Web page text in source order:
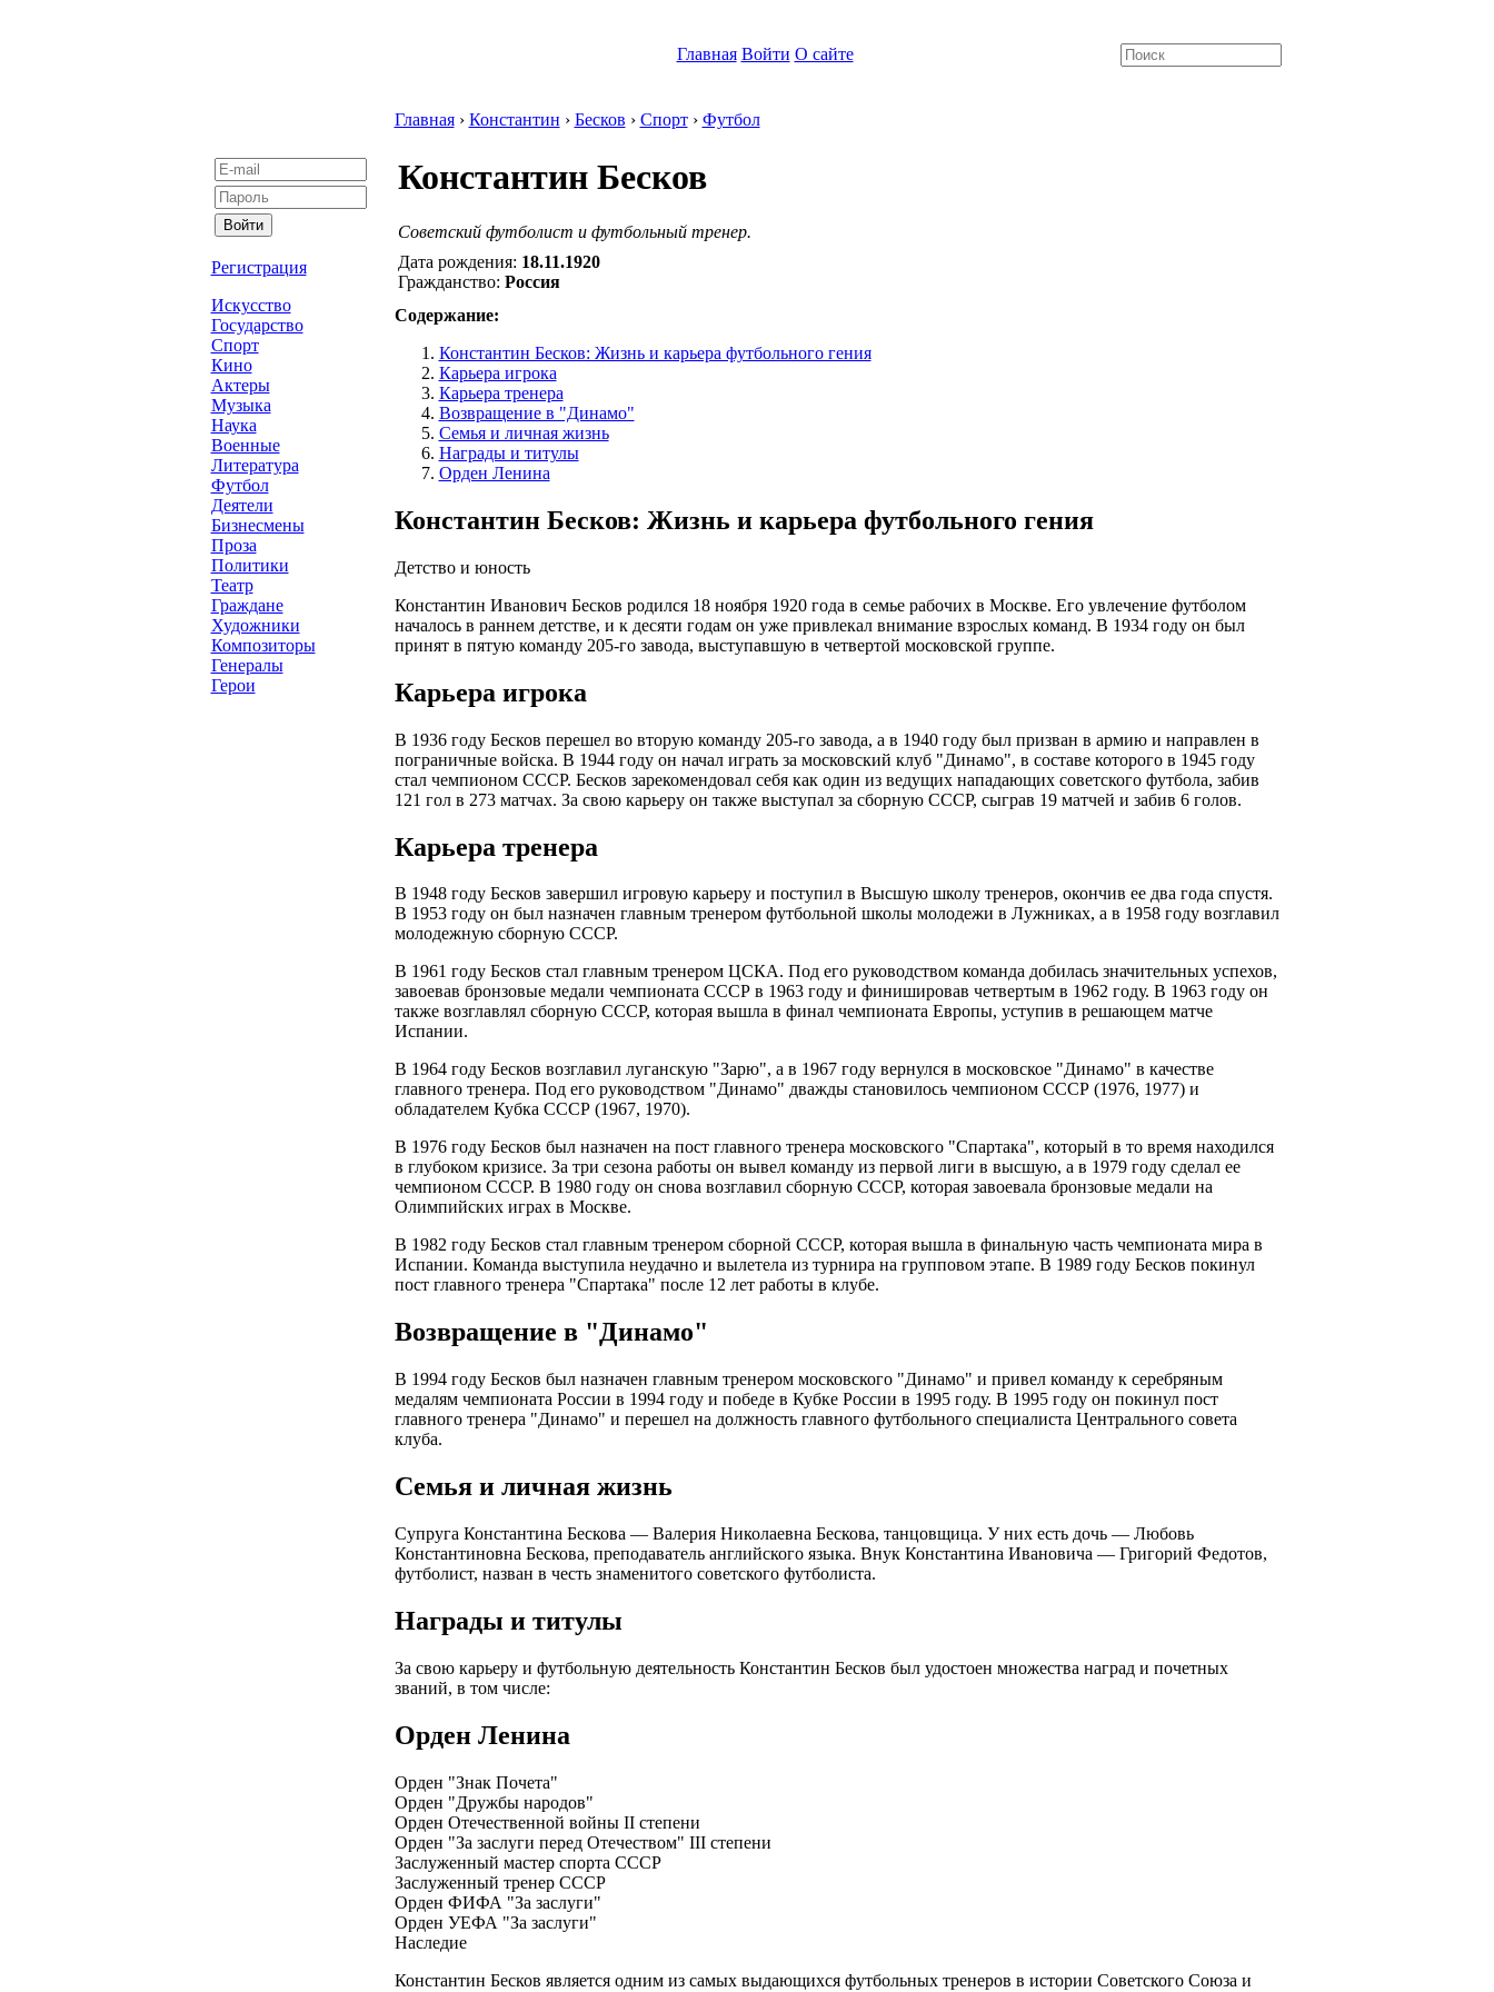
Главная Войти О сайте
Регистрация
Искусство
Государство
Спорт
Кино
Актеры
Музыка
Наука
Военные
Литература
Футбол
Деятели
Бизнесмены
Проза
Политики
Театр
Граждане
Художники
Композиторы
Генералы
Герои
Главная› Константин › Бесков › Спорт› Футбол
Константин Бесков
Советский футболист и футбольный тренер.
Дата рождения: 18.11.1920
Гражданство: Россия
Содержание:
Константин Бесков: Жизнь и карьера футбольного гения
Карьера игрока
Карьера тренера
Возвращение в "Динамо"
Семья и личная жизнь
Награды и титулы
Орден Ленина
Константин Бесков: Жизнь и карьера футбольного гения
Детство и юность
Константин Иванович Бесков родился 18 ноября 1920 года в семье рабочих в Москве. Его увлечение футболом
началось в раннем детстве, и к десяти годам он уже привлекал внимание взрослых команд. В 1934 году он был
принят в пятую команду 205-го завода, выступавшую в четвертой московской группе.
Карьера игрока
В 1936 году Бесков перешел во вторую команду 205-го завода, а в 1940 году был призван в армию и направлен в
пограничные войска. В 1944 году он начал играть за московский клуб "Динамо", в составе которого в 1945 году
стал чемпионом СССР. Бесков зарекомендовал себя как один из ведущих нападающих советского футбола, забив
121 гол в 273 матчах. За свою карьеру он также выступал за сборную СССР, сыграв 19 матчей и забив 6 голов.
Карьера тренера
В 1948 году Бесков завершил игровую карьеру и поступил в Высшую школу тренеров, окончив ее два года спустя.
В 1953 году он был назначен главным тренером футбольной школы молодежи в Лужниках, а в 1958 году возглавил
молодежную сборную СССР.
В 1961 году Бесков стал главным тренером ЦСКА. Под его руководством команда добилась значительных успехов,
завоевав бронзовые медали чемпионата СССР в 1963 году и финишировав четвертым в 1962 году. В 1963 году он
также возглавлял сборную СССР, которая вышла в финал чемпионата Европы, уступив в решающем матче
Испании.
В 1964 году Бесков возглавил луганскую "Зарю", а в 1967 году вернулся в московское "Динамо" в качестве
главного тренера. Под его руководством "Динамо" дважды становилось чемпионом СССР (1976, 1977) и
обладателем Кубка СССР (1967, 1970).
В 1976 году Бесков был назначен на пост главного тренера московского "Спартака", который в то время находился
в глубоком кризисе. За три сезона работы он вывел команду из первой лиги в высшую, а в 1979 году сделал ее
чемпионом СССР. В 1980 году он снова возглавил сборную СССР, которая завоевала бронзовые медали на
Олимпийских играх в Москве.
В 1982 году Бесков стал главным тренером сборной СССР, которая вышла в финальную часть чемпионата мира в
Испании. Команда выступила неудачно и вылетела из турнира на групповом этапе. В 1989 году Бесков покинул
пост главного тренера "Спартака" после 12 лет работы в клубе.
Возвращение в "Динамо"
В 1994 году Бесков был назначен главным тренером московского "Динамо" и привел команду к серебряным
медалям чемпионата России в 1994 году и победе в Кубке России в 1995 году. В 1995 году он покинул пост
главного тренера "Динамо" и перешел на должность главного футбольного специалиста Центрального совета
клуба.
Семья и личная жизнь
Супруга Константина Бескова — Валерия Николаевна Бескова, танцовщица. У них есть дочь — Любовь
Константиновна Бескова, преподаватель английского языка. Внук Константина Ивановича — Григорий Федотов,
футболист, назван в честь знаменитого советского футболиста.
Награды и титулы
За свою карьеру и футбольную деятельность Константин Бесков был удостоен множества наград и почетных
званий, в том числе:
Орден Ленина
Орден "Знак Почета"
Орден "Дружбы народов"
Орден Отечественной войны II степени
Орден "За заслуги перед Отечеством" III степени
Заслуженный мастер спорта СССР
Заслуженный тренер СССР
Орден ФИФА "За заслуги"
Орден УЕФА "За заслуги"
Наследие
Константин Бесков является одним из самых выдающихся футбольных тренеров в истории Советского Союза и